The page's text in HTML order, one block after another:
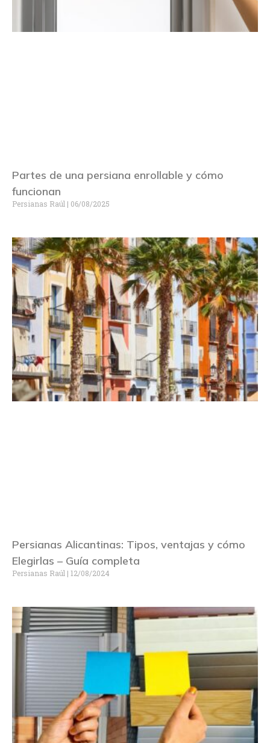
Partes de una persiana enrollable y cómo
funcionan
Persianas Raúl 06/08/2025
Persianas Alicantinas: Tipos, ventajas y cómo
Elegirlas – Guía completa
Persianas Raúl 12/08/2024